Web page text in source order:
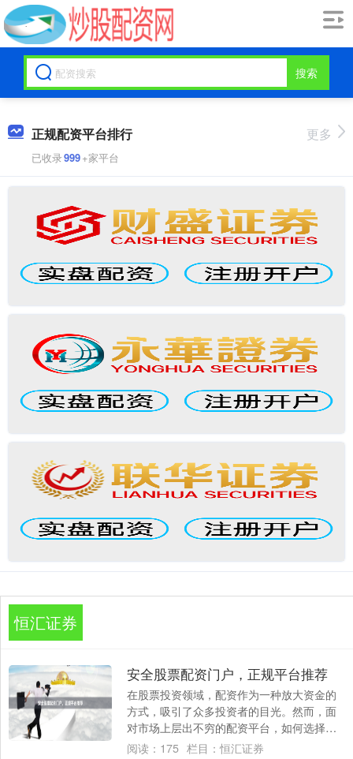
搜索
正规配资平台排行
已收录999+家平台
更多
恒汇证券
安全股票配资门户，正规平台推荐
在股票投资领域，配资作为一种放大资金的
方式，吸引了众多投资者的目光。然而，面
对市场上层出不穷的配资平台，如何选择安
全、正规的渠道成为关键。本文将为您梳理
阅读： 175 栏目：恒汇证券